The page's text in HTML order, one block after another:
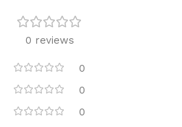
0 reviews
0
0
0